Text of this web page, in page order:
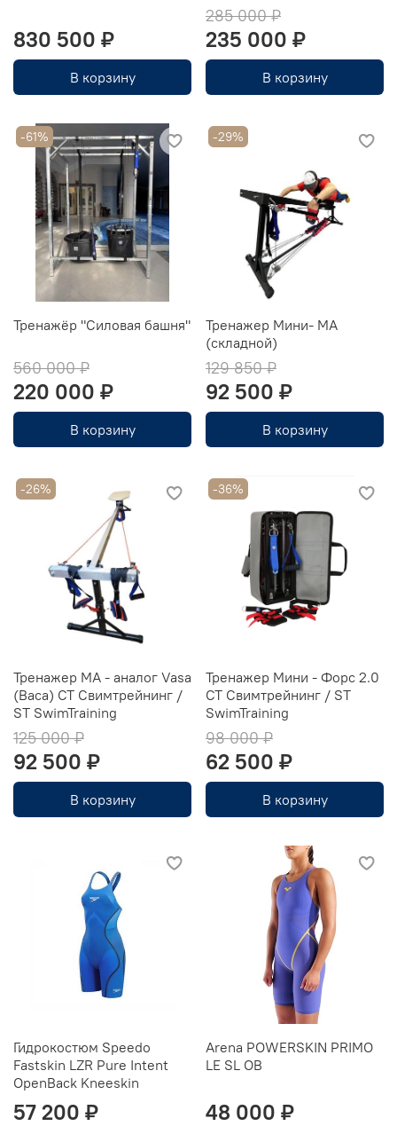
830 500 ₽
В корзину
285 000 ₽
235 000 ₽
В корзину
-61%
Тренажёр "Силовая башня"
560 000 ₽
220 000 ₽
В корзину
-29%
Тренажер Мини- МА
(складной)
129 850 ₽
92 500 ₽
В корзину
-26%
Тренажер МА - аналог Vasa
(Васа) CT Свимтрейнинг /
ST SwimTraining
125 000 ₽
92 500 ₽
В корзину
-36%
Тренажер Мини - Форс 2.0
CT Свимтрейнинг / ST
SwimTraining
98 000 ₽
62 500 ₽
В корзину
Гидрокостюм Speedo
Fastskin LZR Pure Intent
OpenBack Kneeskin
57 200 ₽
Arena POWERSKIN PRIMO
LE SL OB
48 000 ₽